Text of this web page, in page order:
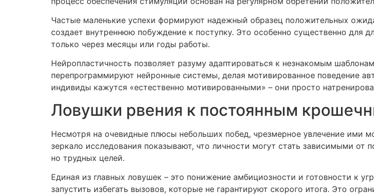
Частые маленькие успехи формируют надежный образец положительных
создает внутреннюю побуждение к поступку. Это особенно существенно для
только через месяцы или годы работы.
Нейропластичность позволяет разуму адаптироваться к незнакомым
перепрограммируют нейронные системы, делая мотивированное поведение
индивиды кажутся «естественно мотивированными» – они просто
Ловушки рвения к постоянным
Несмотря на очевидные плюсы небольших побед, чрезмерное увлечение ими
зеркало исследования показывают, что личности могут стать зависимыми от
но трудных целей.
Единая из главных ловушек – это понижение амбициозности и готовности к
запустить избегать вызовов, которые не гарантируют скорого итога. Это